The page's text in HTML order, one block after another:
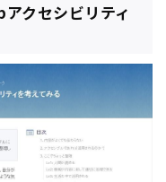
クセシビリティ